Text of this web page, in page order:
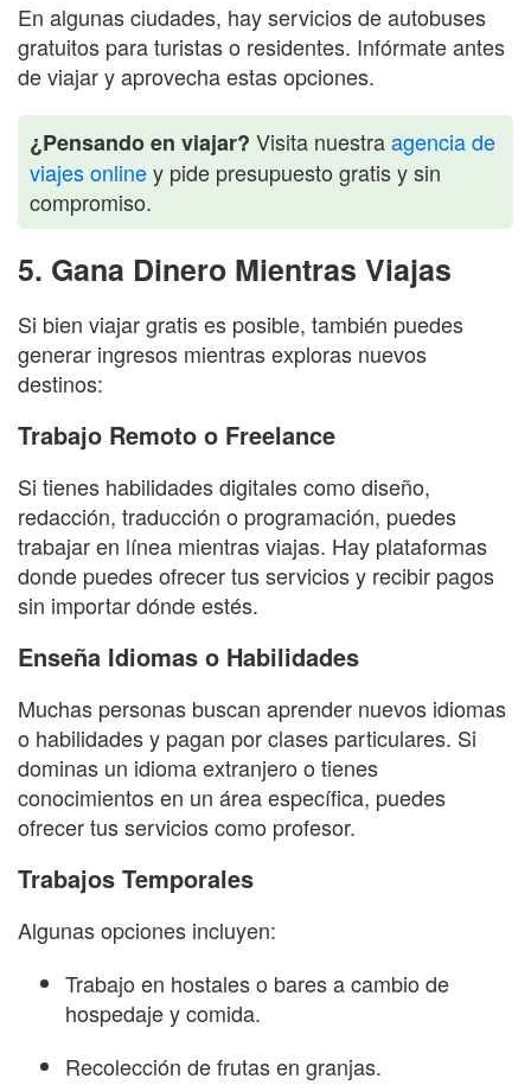
En algunas ciudades, hay servicios de autobuses
gratuitos para turistas o residentes. Infórmate antes
de viajar y aprovecha estas opciones.
¿Pensando en viajar? Visita nuestraagencia de
viajes onliney pide presupuesto gratis y sin
compromiso.
5. Gana Dinero Mientras Viajas
Si bien viajar gratis es posible, también puedes
generar ingresos mientras exploras nuevos
destinos:
Trabajo Remoto o Freelance
Si tienes habilidades digitales como diseño,
redacción, traducción o programación, puedes
trabajar en línea mientras viajas. Hay plataformas
donde puedes ofrecer tus servicios y recibir pagos
sin importar dónde estés.
Enseña Idiomas o Habilidades
Muchas personas buscan aprender nuevos idiomas
o habilidades y pagan por clases particulares. Si
dominas un idioma extranjero o tienes
conocimientos en un área específica, puedes
ofrecer tus servicios como profesor.
Trabajos Temporales
Algunas opciones incluyen:
Trabajo en hostales o bares a cambio de
hospedaje y comida.
Recolección de frutas en granjas.